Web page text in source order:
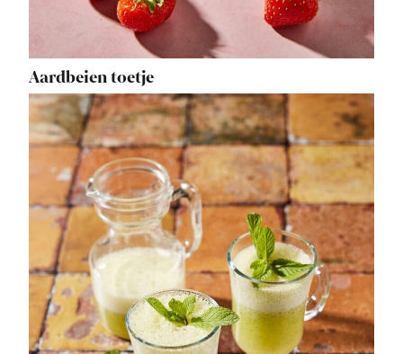
Aardbeien toetje